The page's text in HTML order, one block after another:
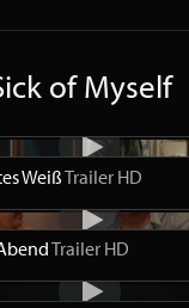
of Myself
WeißTrailer HD
Trailer HD